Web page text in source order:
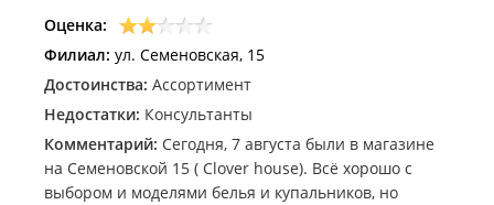
Оценка:
Филиал: ул. Семеновская, 15
Достоинства: Ассортимент
Недостатки: Консультанты
Комментарий: Сегодня, 7 августа были в магазине
на Семеновской 15 ( Clover house). Всё хорошо с
выбором и моделями белья и купальников, но